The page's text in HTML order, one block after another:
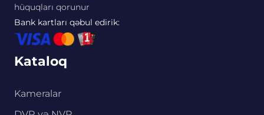
hüquqları qorunur
Bank kartları qəbul edirik:
Kataloq
Kameralar